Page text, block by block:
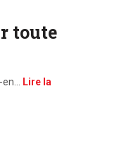
toute
Lire la